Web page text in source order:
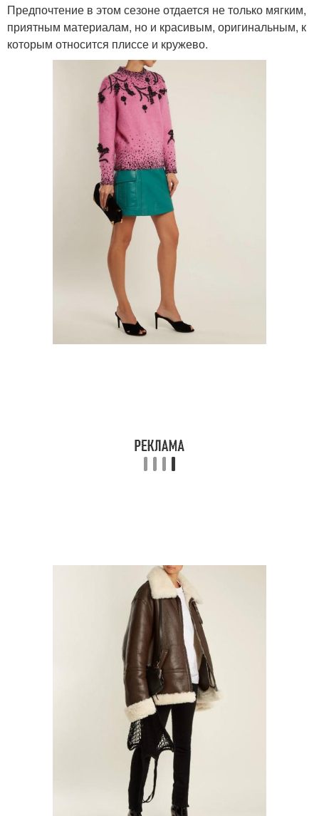
Предпочтение в этом сезоне отдается не только мягким,
приятным материалам, но и красивым, оригинальным, к
которым относится плиссе и кружево.